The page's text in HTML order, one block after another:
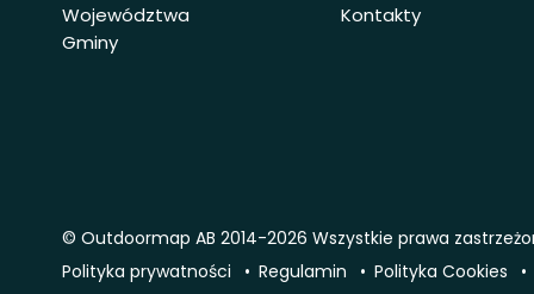
Województwa
Gminy
Kontakty
© Outdoormap AB 2014-2026 Wszystkie prawa
Polityka prywatności
Regulamin Polityka Cookies